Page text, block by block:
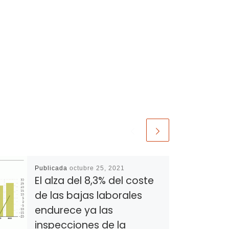
Publicada octubre 25, 2021
El alza del 8,3% del coste
de las bajas laborales
endurece ya las
inspecciones de la